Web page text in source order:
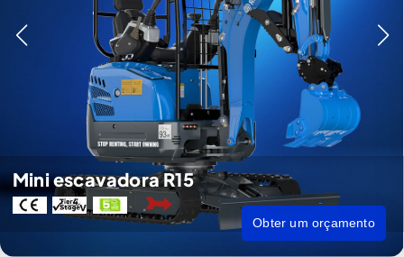
Mini escavadora R15
Obter um orçamento